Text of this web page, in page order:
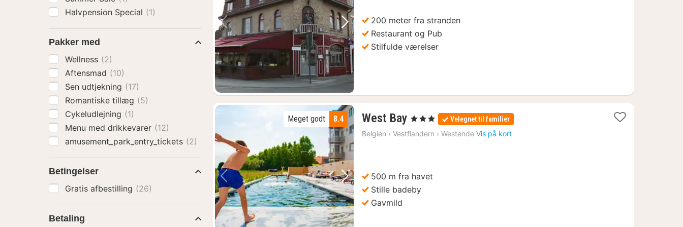
Forrige billede Næste billede
200 meter fra stranden
Restaurant og Pub
Stilfulde værelser
Forrige billede Næste billede
8.4
Meget godt West Bay 1
nat
fra
, 3 Stjerner Velegnet til familier
Belgien › Vestflandern › Westende Vis på kort
500 m fra havet
Stille badeby
Gavmild
Halvpension Special (1)
Pakker med
Wellness (2)
Aftensmad (10)
Sen udtjekning (17)
Romantiske tillæg (5)
Cykeludlejning (1)
Menu med drikkevarer (12)
amusement_park_entry_tickets (2)
Betingelser
Gratis afbestilling (26)
Betaling